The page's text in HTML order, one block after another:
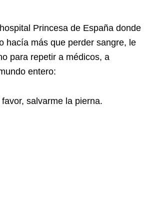
Princesa de España donde
hacía más que perder sangre, le
para repetir a médicos, a
entero:
salvarme la pierna.